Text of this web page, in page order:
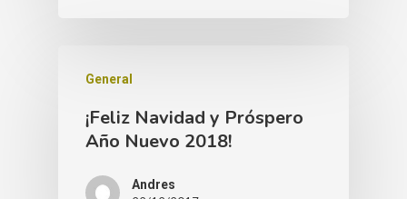
General
¡Feliz Navidad y Próspero
Año Nuevo 2018!
Andres